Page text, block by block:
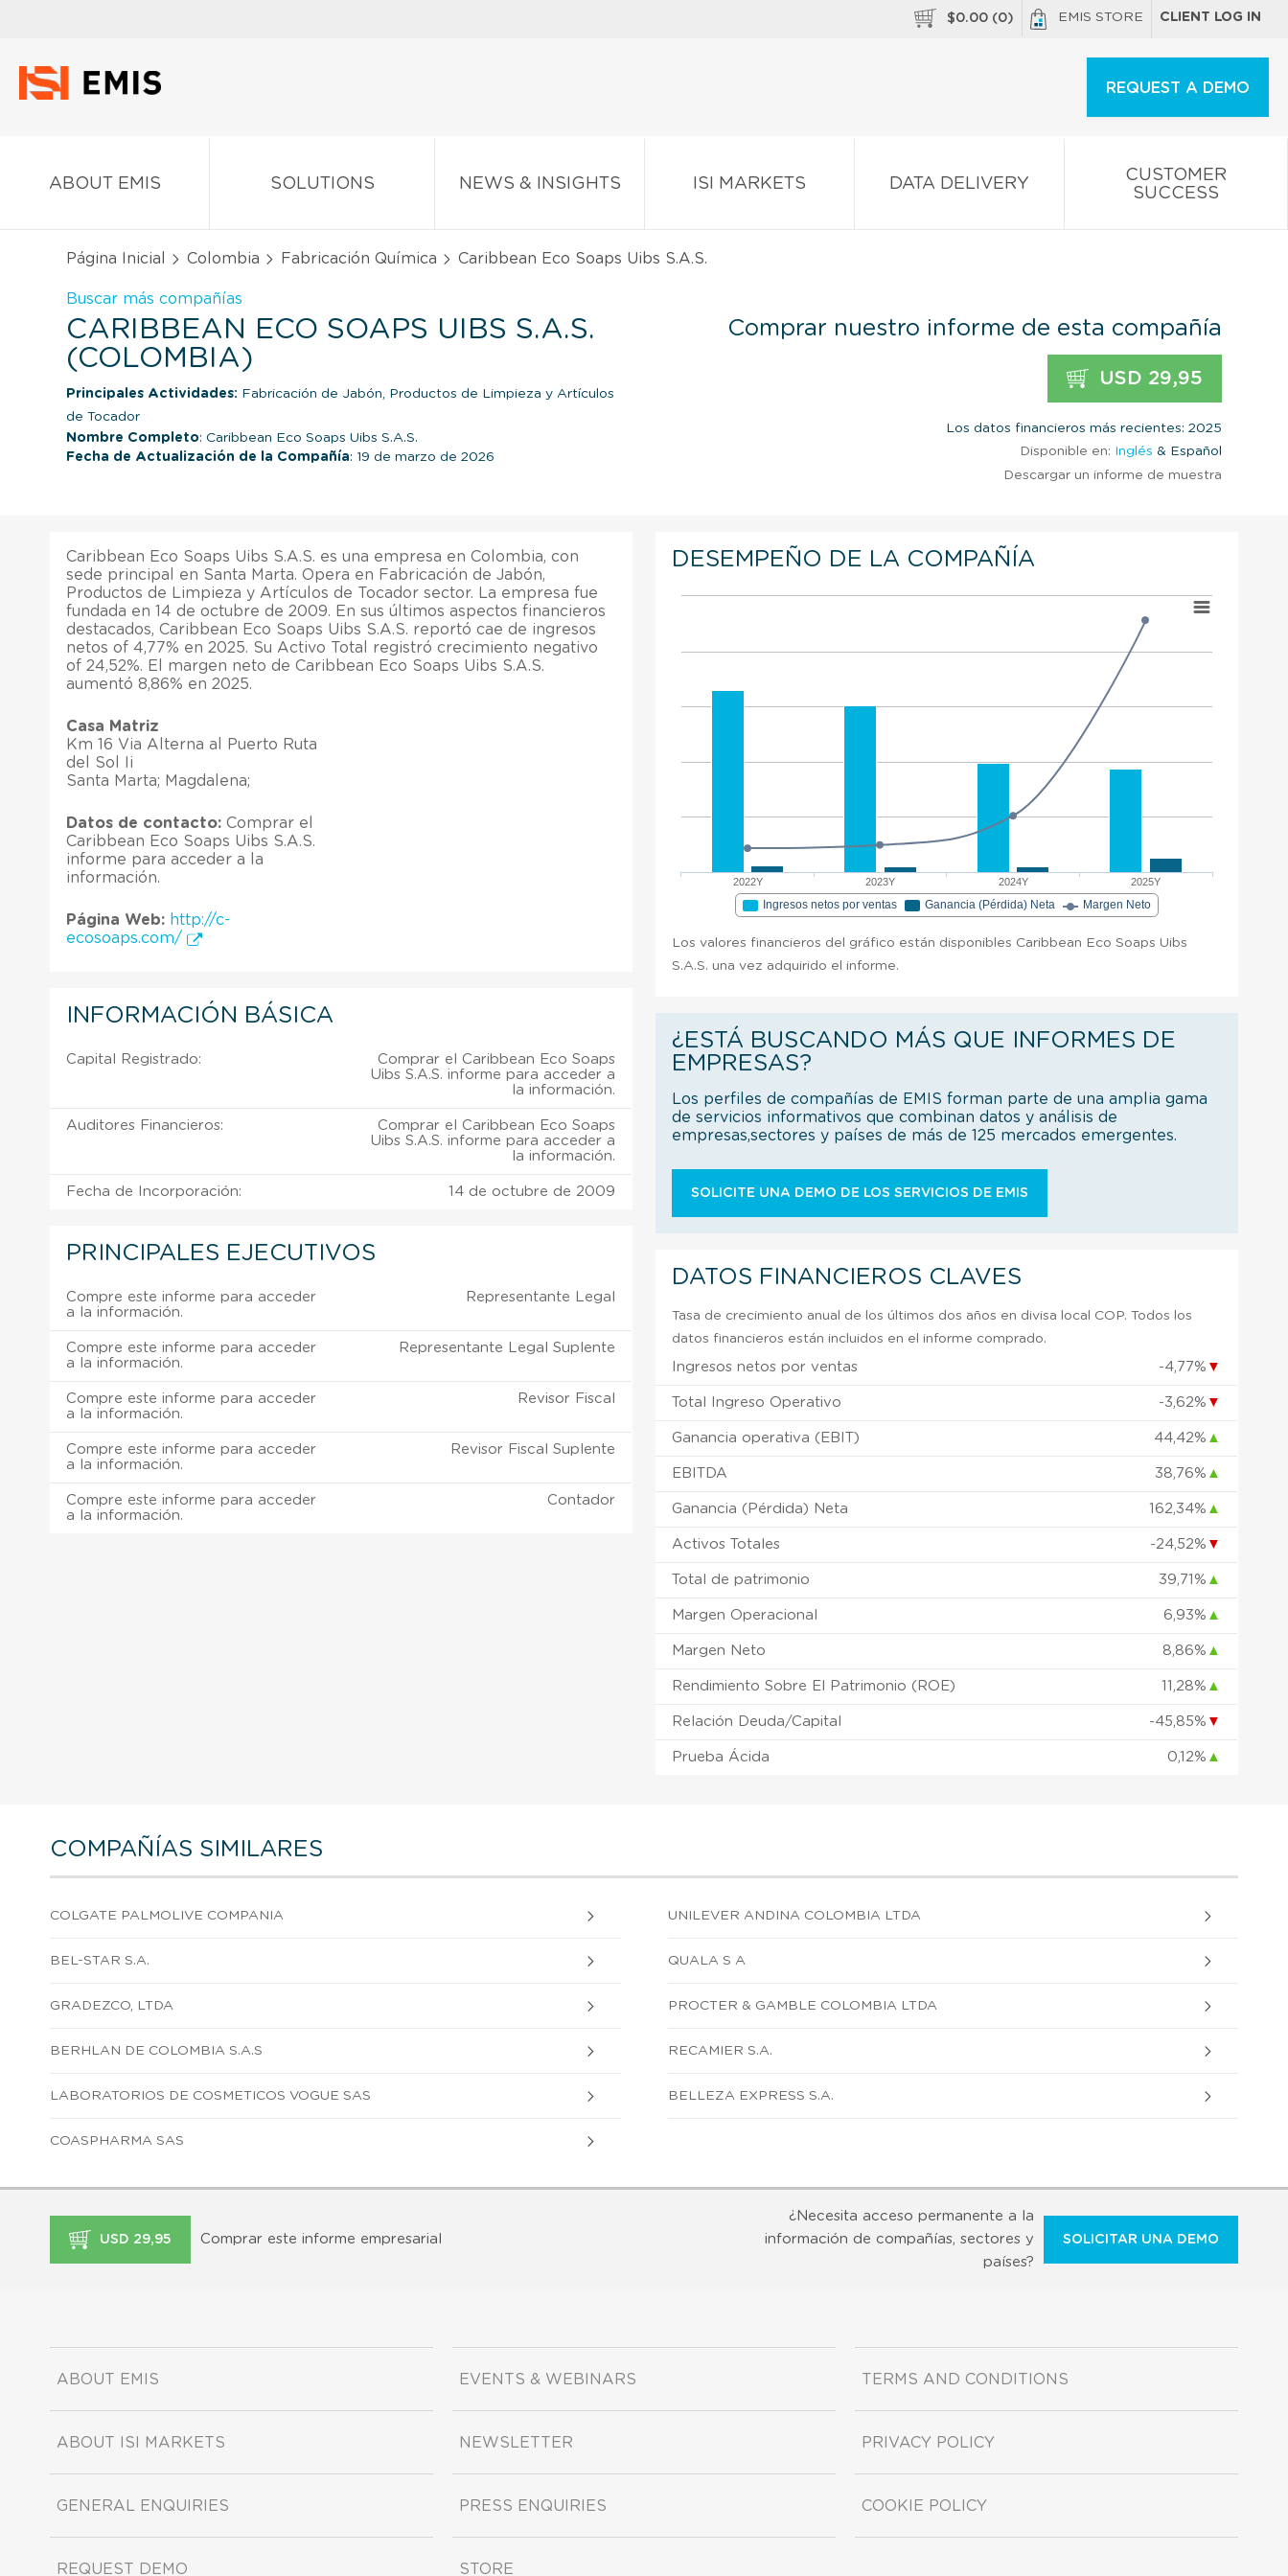
$0.00 (0) EMIS STORE CLIENT LOG IN
REQUEST A DEMO
ABOUT EMIS SOLUTIONS NEWS & INSIGHTS ISI MARKETS DATA DELIVERY
CUSTOMER
SUCCESS
Página Inicial Colombia Fabricación Química Caribbean Eco Soaps Uibs S.A.S.
Buscar más compañías
CARIBBEAN ECO SOAPS UIBS S.A.S.
(COLOMBIA)
Principales Actividades: Fabricación de Jabón, Productos de Limpieza y Artículos
de Tocador
Nombre Completo: Caribbean Eco Soaps Uibs S.A.S.
Fecha de Actualización de la Compañía: 19 de marzo de 2026
Comprar nuestro informe de esta compañía
USD 29,95
Los datos financieros más recientes: 2025
Disponible en: Inglés & Español
Descargar un informe de muestra
Caribbean Eco Soaps Uibs S.A.S. es una empresa en Colombia, con
sede principal en Santa Marta. Opera en Fabricación de Jabón,
Productos de Limpieza y Artículos de Tocador sector. La empresa fue
fundada en 14 de octubre de 2009. En sus últimos aspectos financieros
destacados, Caribbean Eco Soaps Uibs S.A.S. reportó cae de ingresos
netos of 4,77% en 2025. Su Activo Total registró crecimiento negativo
of 24,52%. El margen neto de Caribbean Eco Soaps Uibs S.A.S.
aumentó 8,86% en 2025.
Casa Matriz
Km 16 Via Alterna al Puerto Ruta
del Sol Ii
Santa Marta; Magdalena;
Datos de contacto: Comprar el
Caribbean Eco Soaps Uibs S.A.S.
informe para acceder a la
información.
Página Web: http://c-
ecosoaps.com/
INFORMACIÓN BÁSICA
Capital Registrado:
Comprar el Caribbean Eco Soaps
Uibs S.A.S. informe para acceder a
la información.
Auditores Financieros:
Comprar el Caribbean Eco Soaps
Uibs S.A.S. informe para acceder a
la información.
Fecha de Incorporación: 14 de octubre de 2009
PRINCIPALES EJECUTIVOS
Compre este informe para acceder
a la información.
Representante Legal
Compre este informe para acceder
a la información.
Representante Legal Suplente
Compre este informe para acceder
a la información.
Revisor Fiscal
Compre este informe para acceder
a la información.
Revisor Fiscal Suplente
Compre este informe para acceder
a la información.
Contador
DESEMPEÑO DE LA COMPAÑÍA
2022Y 2023Y 2024Y 2025Y
Ingresos netos por ventas Ganancia (Pérdida) Neta Margen Neto
Los valores financieros del gráfico están disponibles Caribbean Eco Soaps Uibs
S.A.S. una vez adquirido el informe.
¿ESTÁ BUSCANDO MÁS QUE INFORMES DE
EMPRESAS?
Los perfiles de compañías de EMIS forman parte de una amplia gama
de servicios informativos que combinan datos y análisis de
empresas,sectores y países de más de 125 mercados emergentes.
SOLICITE UNA DEMO DE LOS SERVICIOS DE EMIS
DATOS FINANCIEROS CLAVES
Tasa de crecimiento anual de los últimos dos años en divisa local COP. Todos los
datos financieros están incluidos en el informe comprado.
Ingresos netos por ventas -4,77% ▼
Total Ingreso Operativo -3,62% ▼
Ganancia operativa (EBIT) 44,42% ▲
EBITDA 38,76% ▲
Ganancia (Pérdida) Neta 162,34% ▲
Activos Totales -24,52% ▼
Total de patrimonio 39,71% ▲
Margen Operacional 6,93% ▲
Margen Neto 8,86% ▲
Rendimiento Sobre El Patrimonio (ROE) 11,28% ▲
Relación Deuda/Capital -45,85% ▼
Prueba Ácida 0,12% ▲
COMPAÑÍAS SIMILARES
COLGATE PALMOLIVE COMPANIA UNILEVER ANDINA COLOMBIA LTDA
BEL-STAR S.A. QUALA S A
GRADEZCO, LTDA PROCTER & GAMBLE COLOMBIA LTDA
BERHLAN DE COLOMBIA S.A.S RECAMIER S.A.
LABORATORIOS DE COSMETICOS VOGUE SAS BELLEZA EXPRESS S.A.
COASPHARMA SAS
USD 29,95 Comprar este informe empresarial
¿Necesita acceso permanente a la
información de compañías, sectores y
países?
SOLICITAR UNA DEMO
ABOUT EMIS
ABOUT ISI MARKETS
GENERAL ENQUIRIES
REQUEST DEMO
EVENTS & WEBINARS
NEWSLETTER
PRESS ENQUIRIES
STORE
TERMS AND CONDITIONS
PRIVACY POLICY
COOKIE POLICY